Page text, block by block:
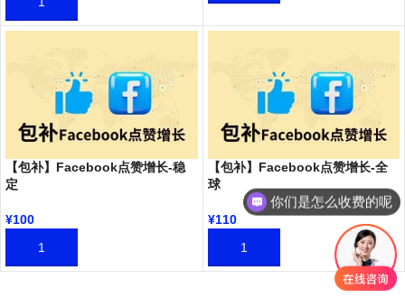
【包补】Facebook点赞增长-稳
定
¥100
加入购物车
【包补】Facebook点赞增长-全
球
¥110
加入购物车
你们是怎么收费的呢